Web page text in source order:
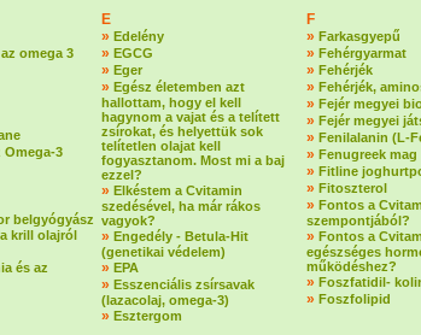
omega 3
Omega-3
belgyógyász
krill olajról
és az
E
» Edelény
» EGCG
» Eger
» Egész életemben azt
hallottam, hogy el kell
hagynom a vajat és a telített
zsírokat, és helyettük sok
telítetlen olajat kell
fogyasztanom. Most mi a baj
ezzel?
» Elkéstem a Cvitamin
szedésével, ha már rákos
vagyok?
» Engedély - Betula-Hit
(genetikai védelem)
» EPA
» Esszenciális zsírsavak
(lazacolaj, omega-3)
» Esztergom
F
» Farkasgyepű
» Fehérgyarmat
» Fehérjék
» Fehérjék,
» Fejér megyei
» Fejér megyei
» Fenilalanin (L-
» Fenugreek mag
» Fitline
» Fitoszterol
» Fontos a
szempontjából?
» Fontos a
egészséges
működéshez?
» Foszfatidil-
» Foszfolipid